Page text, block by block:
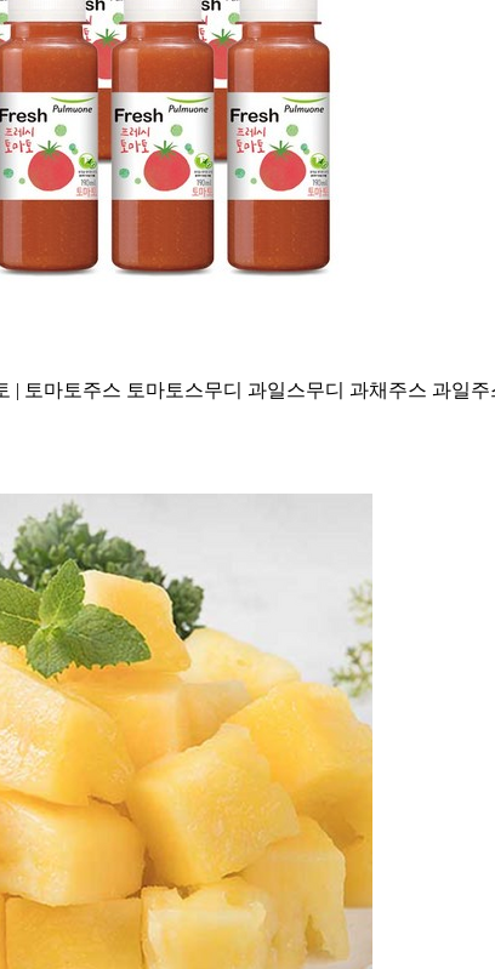
| 토마토주스 토마토스무디 과일스무디 과채주스 과일